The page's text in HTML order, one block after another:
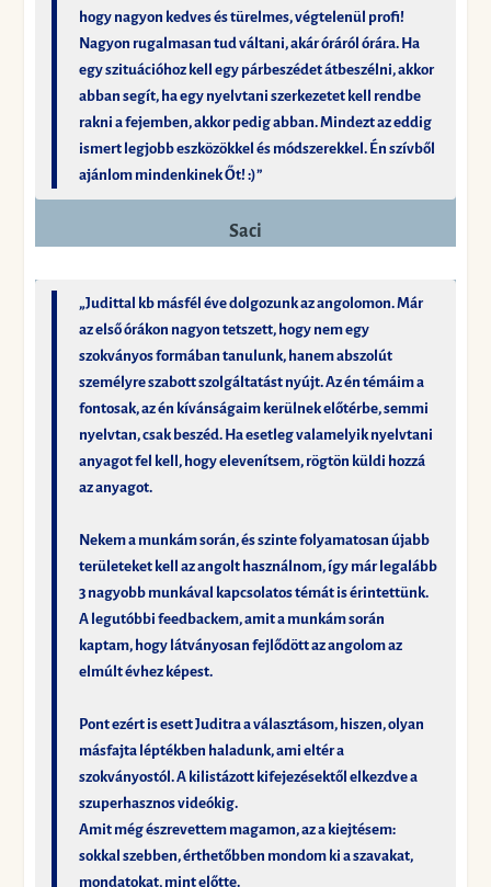
hogy nagyon kedves és türelmes, végtelenül profi!
Nagyon rugalmasan tud váltani, akár óráról órára. Ha
egy szituációhoz kell egy párbeszédet átbeszélni, akkor
abban segít, ha egy nyelvtani szerkezetet kell rendbe
rakni a fejemben, akkor pedig abban. Mindezt az eddig
ismert legjobb eszközökkel és módszerekkel. Én szívből
ajánlom mindenkinek Őt! :)”
Saci
„Judittal kb másfél éve dolgozunk az angolomon. Már
az első órákon nagyon tetszett, hogy nem egy
szokványos formában tanulunk, hanem abszolút
személyre szabott szolgáltatást nyújt. Az én témáim a
fontosak, az én kívánságaim kerülnek előtérbe, semmi
nyelvtan, csak beszéd. Ha esetleg valamelyik nyelvtani
anyagot fel kell, hogy elevenítsem, rögtön küldi hozzá
az anyagot.
Nekem a munkám során, és szinte folyamatosan újabb
területeket kell az angolt használnom, így már legalább
3 nagyobb munkával kapcsolatos témát is érintettünk.
A legutóbbi feedbackem, amit a munkám során
kaptam, hogy látványosan fejlődött az angolom az
elmúlt évhez képest.
Pont ezért is esett Juditra a választásom, hiszen, olyan
másfajta léptékben haladunk, ami eltér a
szokványostól. A kilistázott kifejezésektől elkezdve a
szuperhasznos videókig.
Amit még észrevettem magamon, az a kiejtésem:
sokkal szebben, érthetőbben mondom ki a szavakat,
mondatokat, mint előtte.